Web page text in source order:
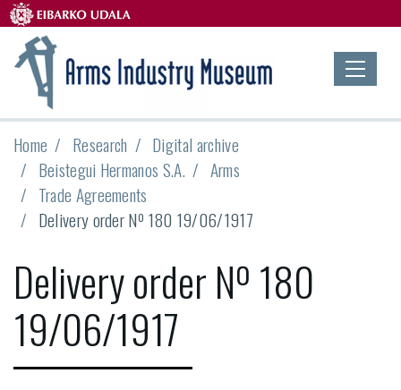
Home Research
Digital archive
Beistegui Hermanos S.A.
Arms
Trade Agreements
Delivery order Nº 180 19/06/1917
Delivery order Nº 180
19/06/1917